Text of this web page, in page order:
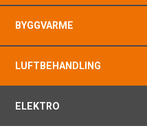
BYGGVARME
LUFTBEHANDLING
ELEKTRO